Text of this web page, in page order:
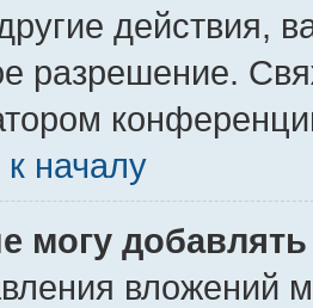
действия,
разрешение.
началу
могу
вложений